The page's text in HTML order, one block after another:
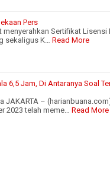
Pers
Sertifikat Lisensi
sekaligus K… Read More
6,5 Jam, Di Antaranya Soal
JAKARTA –
2023 telah meme… Read More